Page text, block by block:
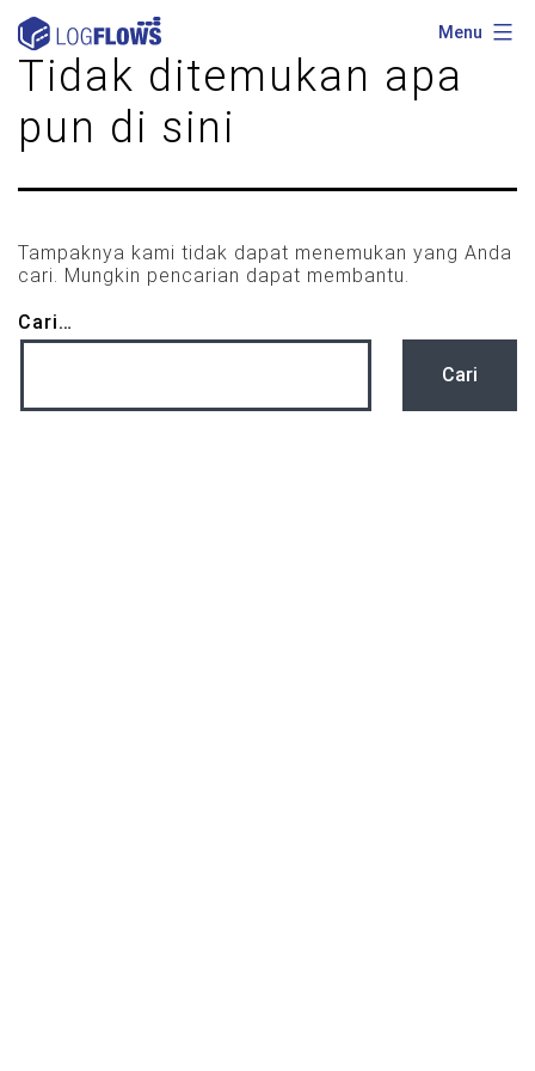
ke
konten
LOGFLOWS
Menu
Tidak ditemukan apa
pun di sini
Tampaknya kami tidak dapat menemukan yang Anda
cari. Mungkin pencarian dapat membantu.
Cari…